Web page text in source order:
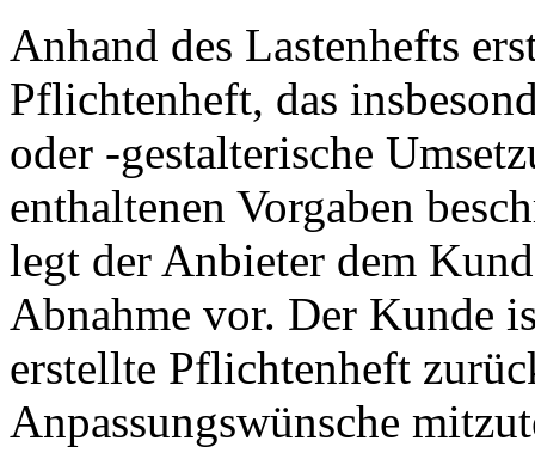
Anhand des Lastenhefts
Pflichtenheft, das
oder -gestalterische
enthaltenen Vorgaben
legt der Anbieter dem
Abnahme vor. Der Kunde
erstellte Pflichtenheft
Anpassungswünsche